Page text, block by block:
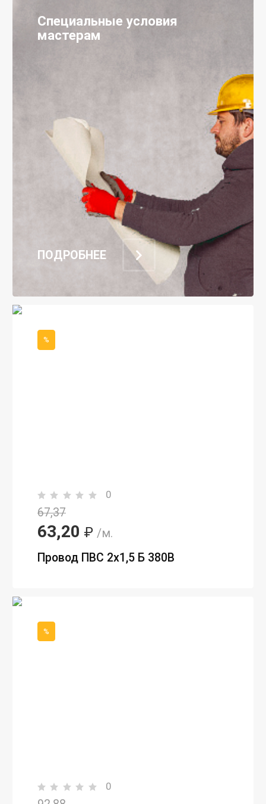
%
0
67,37
63,20 ₽ /м.
Провод ПВС 2х1,5 Б 380В
%
0
Специальные условия
мастерам
ПОДРОБНЕЕ